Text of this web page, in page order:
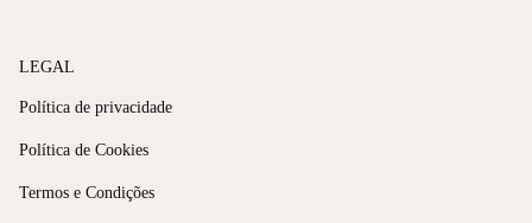
LEGAL
Política de privacidade
Política de Cookies
Termos e Condições